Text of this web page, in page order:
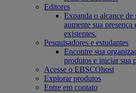
Editores
Expanda o alcance de
aumente sua
existentes.
Pesquisadores e estudantes
Encontre sua
produtos e iniciar sua
Acesse o EBSCOhost
Explorar produtos
Entre em contato